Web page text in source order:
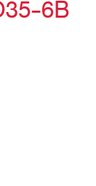
6B